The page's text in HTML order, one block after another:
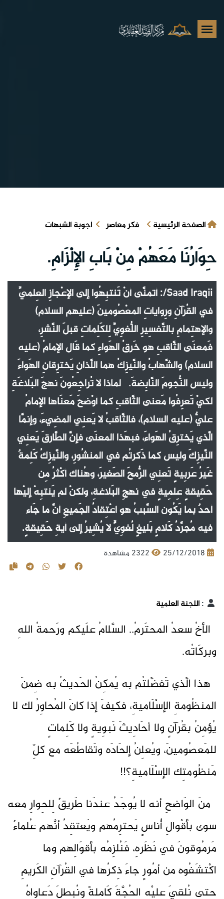
الصفحة الرئيسية فكر معاصر أجوبة الشبهات
حِوَارُنَا مَعَهُمْ مِنْ بَابِ الإِلْزَامِ.
Saad Iraqii/: أتمنَّى أنْ تَنتبِهُوا إلى الإعْجازِ العِلميِّ
في القُرآنِ ورِواياتِ المعْصُومينَ (عليهم السلام)
والإهتِمامِ بالتَّفسِيرِ اللُّغوِيِّ لِلكَلِماتِ قبلَ النَّشرِ،
فَمعنَى الثَّاقبِ هو خَرقُ الهَواءِ كما قَال الإمامُ (عليه
السلام) والشَّهابُ والنَّيزِكُ هما اللَّذانِ يَخترِقانِ الهَواءَ
وليس النُّجومَ النَّابِضةَ. لماذا لا تُراجِعُونَ نهجَ البَلاغَةِ
لكيْ تَعرِفُوا مَعنى الثَّاقبِ كما أوْضحَ مَعنَاها الإمامُ
عليٌّ (عليه السلام)، فالثَّاقبُ لا يَعنِي المضِيءَ، وإنمَّا
الَّذي يَخترِقُ الهَواءَ، فبهَذا المعنَى فإنَّ الطَّارقَ يَعنِي
النَّيزِكَ وليس كما ذَكرتُم في المنشُورِ، والنَّيزِكُ كَلِمةٌ
غَيرُ عَربِيةٍ تَعنِي الرُّمحَ الصَغيرَ، وهُناك أكْثرُ مِن
حَقِيقةٍ عِلمِيةٍ في نهجِ البَلاغةِ، ولكنْ لم يَنتبِهْ إليْها
أحدٌ بما يَكُون السَّببُ هو اعْتِقادُ الجَميعِ أنَّ ما جَاء
فيه مُجرَّدُ كَلامٍ بَليغٍ لُغوِيٍّ لا يُشِيرُ إلى أيةِ حَقِيقةٍ.
25/12/2018 2322 مشاهدة
:اللجنة العلمية
الأخُ سعدُ المحتَرمُ.. السَّلامُ علَيكم ورَحمةُ اللهِ
وبركَاتُه.
هذا الَّذي تَفضَّلتُم به يُمكِنُ الحَديثُ به ضِمنَ
المنظُومةِ الإسْلَاميةِ، فكيفَ إذا كانَ المُحاوِرُ لك لا
يُؤمِنُ بقُرآنٍ ولا أحَادِيثَ نَبوِيةٍ ولا كَلِماتٍ
للمَعصُومينَ، ويُعلِنُ إلحَادَه وتَقاطُعَه مع كلِّ
مَنظُومتِك الإسْلَاميةِ؟!!
منَ الوَاضحِ أنه لا يُوجَدُ عندَنا طَريقٌ لِلحِوارِ معه
سوى بأقْوالِ أُناسٍ يَحترِمُهم ويَعتقِدُ أنَّهم عُلماءٌ
مَرمُوقونَ في نَظَرهِ، فَنُلزِمُه بأقوَالِهم وما
اكْتشَفُوه من أمُورٍ جاءَ ذِكرُها في القُرآنِ الكَريمِ
حتى نُلقِيَ عليْه الحُجَّةَ كَامِلةً ونُبطِلَ دَعاواهُ